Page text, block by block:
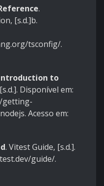
.
[s.d.]b.
tsconfig/.
to
Disponível em:
getting-
. Acesso em:
. Vitest Guide, [s.d.].
guide/.